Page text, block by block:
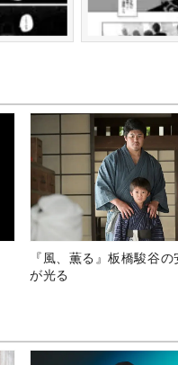
『風、薫る』板橋駿谷
が光る